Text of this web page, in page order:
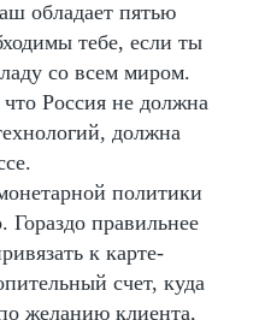
обладает пятью
тебе, если ты
со всем миром.
Россия не должна
должна
политики
Гораздо правильнее
к карте-
счет, куда
желанию клиента,